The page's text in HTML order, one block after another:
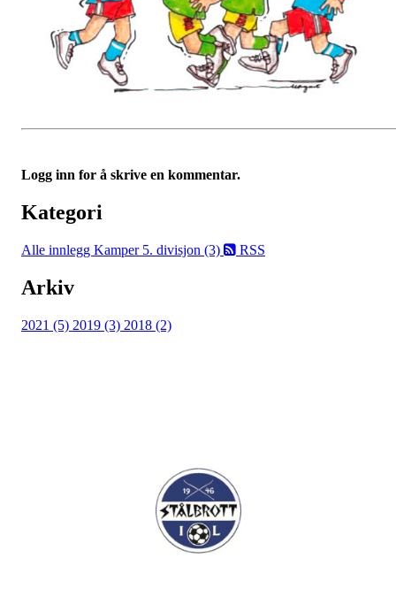
Logg inn for å skrive en kommentar.
Kategori
Alle innlegg Kamper 5. divisjon (3) RSS
Arkiv
2021 (5) 2019 (3) 2018 (2)